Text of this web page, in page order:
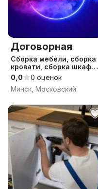
Договорная
Сборка мебели, сборка
кровати, сборка шкафа,
сборка комода, сборка
стеллажа, собрать
кровать
0,0
0 оценок
Минск, Московский